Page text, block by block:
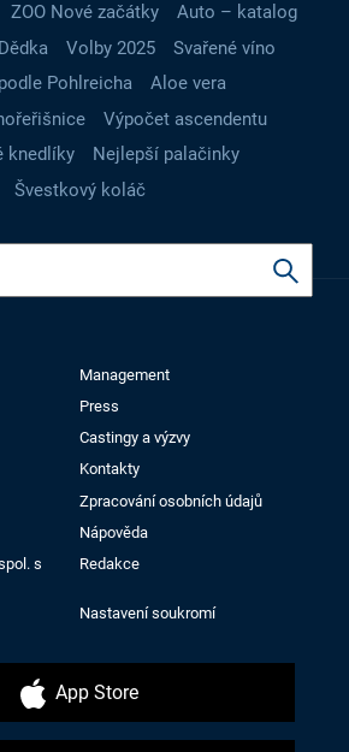
ZOO Nové začátky
Auto – katalog
Volby 2025
Svařené víno
Pohlreicha
Aloe vera
Výpočet ascendentu
knedlíky
Nejlepší palačinky
Švestkový koláč
Management
Press
Castingy a výzvy
Kontakty
Zpracování osobních údajů
Nápověda
s
Redakce
Nastavení soukromí
App Store